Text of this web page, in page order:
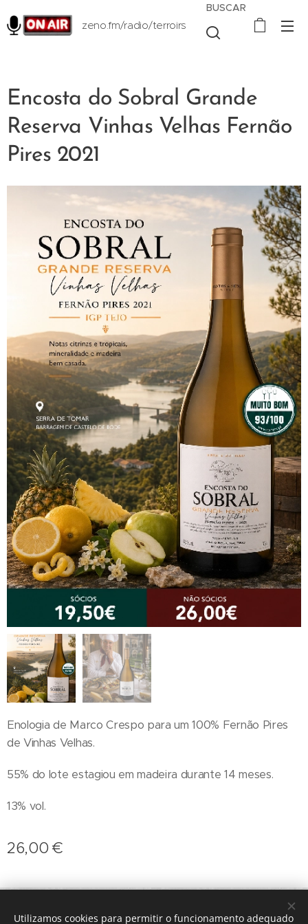
zeno.fm/radio/terroirs
BUSCAR
Encosta do Sobral Grande
Reserva Vinhas Velhas Fernão
Pires 2021
Enologia de Marco Crespo para um 100% Fernão Pires
de Vinhas Velhas.
55% do lote estagiou em madeira durante 14 meses.
13% vol.
26,00 €
Utilizamos cookies para permitir o funcionamento adequado